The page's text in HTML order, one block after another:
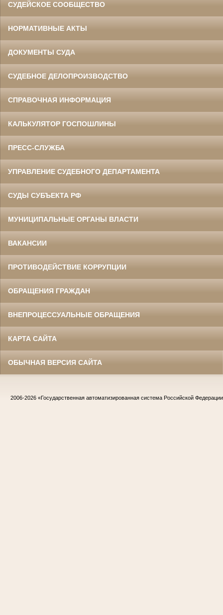
СУДЕЙСКОЕ СООБЩЕСТВО
НОРМАТИВНЫЕ АКТЫ
ДОКУМЕНТЫ СУДА
СУДЕБНОЕ ДЕЛОПРОИЗВОДСТВО
СПРАВОЧНАЯ ИНФОРМАЦИЯ
КАЛЬКУЛЯТОР ГОСПОШЛИНЫ
ПРЕСС-СЛУЖБА
УПРАВЛЕНИЕ СУДЕБНОГО ДЕПАРТАМЕНТА
СУДЫ СУБЪЕКТА РФ
МУНИЦИПАЛЬНЫЕ ОРГАНЫ ВЛАСТИ
ВАКАНСИИ
ПРОТИВОДЕЙСТВИЕ КОРРУПЦИИ
ОБРАЩЕНИЯ ГРАЖДАН
ВНЕПРОЦЕССУАЛЬНЫЕ ОБРАЩЕНИЯ
КАРТА САЙТА
ОБЫЧНАЯ ВЕРСИЯ САЙТА
2006-2026 «Государственная автоматизированная система Российской